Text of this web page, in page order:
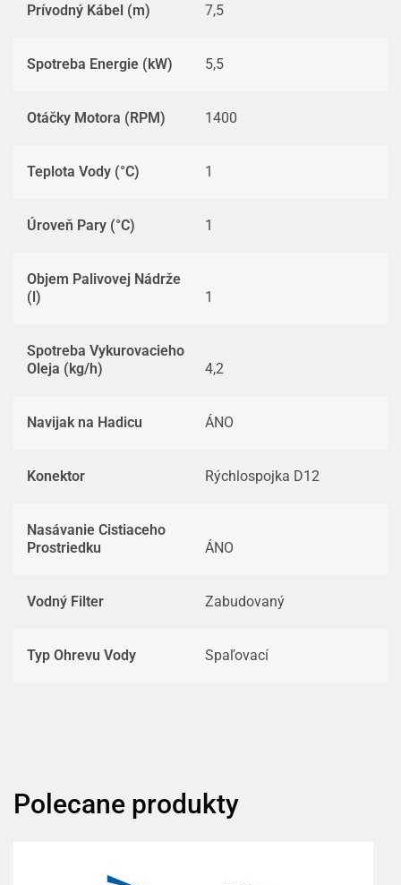
Prívodný Kábel (m) 7,5
Spotreba Energie (kW) 5,5
Otáčky Motora (RPM) 1400
Teplota Vody (°C) 1
Úroveň Pary (°C) 1
Objem Palivovej Nádrže
(l)
1
Spotreba Vykurovacieho
Oleja (kg/h)
4,2
Navijak na Hadicu ÁNO
Konektor Rýchlospojka D12
Nasávanie Cistiaceho
Prostriedku
ÁNO
Vodný Filter Zabudovaný
Typ Ohrevu Vody Spaľovací
Polecane produkty